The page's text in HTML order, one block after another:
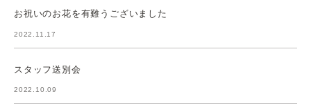
お祝いのお花を有難うございました
2022.11.17
スタッフ送別会
2022.10.09